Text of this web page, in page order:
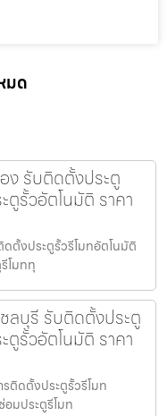
มด
ง รับติดตั้งประตู
ตูรั้วอัตโนมัติ ราคา
ตั้งประตูรั้วรีโมทอัตโนมัติ
โมททุ
ลบุรี รับติดตั้งประตู
ตูรั้วอัตโนมัติ ราคา
ติดตั้งประตูรั้วรีโมท
อมประตูรีโมท